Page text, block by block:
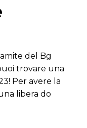
del Bg
trovare una
Per avere la
libera do